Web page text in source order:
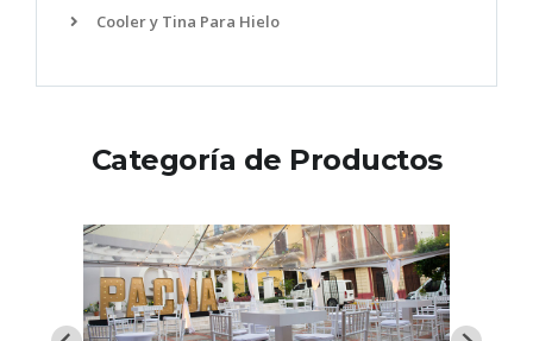
Cooler y Tina Para Hielo
Categoría de Productos